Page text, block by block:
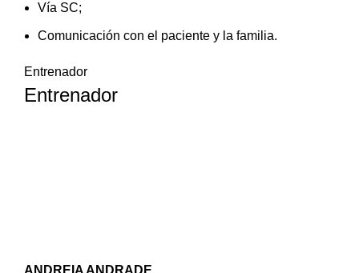
Vía SC;
Comunicación con el paciente y la familia.
Entrenador
Entrenador
ANDREIA ANDRADE